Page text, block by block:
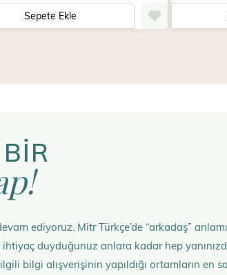
Sepete Ekle
ediyoruz. Mitr Türkçe’de “arkadaş”
duyduğunuz anlara kadar hep
bilgi alışverişinin yapıldığı ortamların en